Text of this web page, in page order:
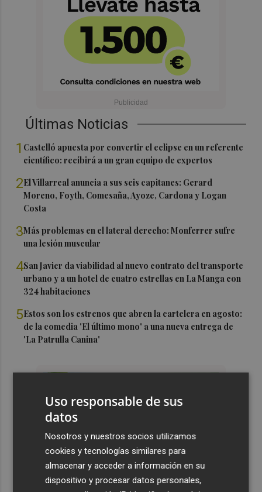
Últimas Noticias
1 Castelló apuesta por convertir el eclipse en un referente
científico: recibirá a un gran equipo de expertos
2El Villarreal anuncia a sus seis capitanes: Gerard
Moreno, Foyth, Comesaña, Ayoze, Cardona y Logan
Costa
3Más problemas en el lateral derecho: Monferrer sufre
una lesión muscular
4San Javier da viabilidad al nuevo contrato del transporte
urbano y a un hotel de cuatro estrellas en La Manga con
324 habitaciones
5Estos son los estrenos que abren la cartelera en agosto:
de la comedia 'El último mono' a una nueva entrega de
'La Patrulla Canina'
Uso responsable de sus
datos
Nosotros y nuestros socios utilizamos
cookies y tecnologías similares para
almacenar y acceder a información en su
dispositivo y procesar datos personales,